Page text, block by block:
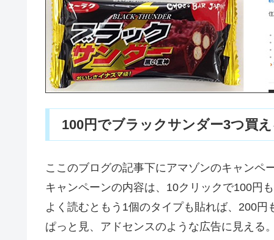
100円でブラックサンダー3つ買
ここのブログの記事下にアマゾンのキャンペ
キャンペーンの内容は、10クリックで100円
よく読むともう1個のタイプも貼れば、200円
ぱっと見、アドセンスのような広告に見える